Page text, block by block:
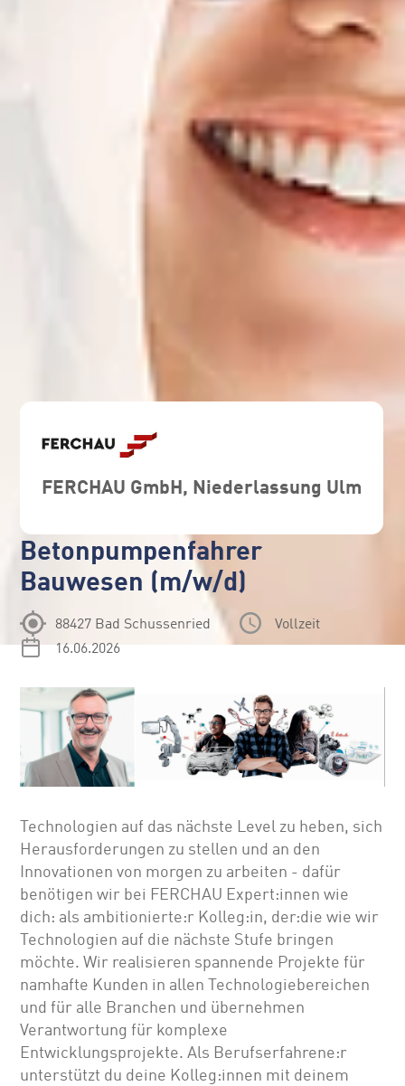
FERCHAU GmbH, Niederlassung Ulm
Betonpumpenfahrer
Bauwesen (m/w/d)
88427 Bad Schussenried
Vollzeit
16.06.2026
Technologien auf das nächste Level zu heben, sich
Herausforderungen zu stellen und an den
Innovationen von morgen zu arbeiten - dafür
benötigen wir bei FERCHAU Expert:innen wie
dich: als ambitionierte:r Kolleg:in, der:die wie wir
Technologien auf die nächste Stufe bringen
möchte. Wir realisieren spannende Projekte für
namhafte Kunden in allen Technologiebereichen
und für alle Branchen und übernehmen
Verantwortung für komplexe
Entwicklungsprojekte. Als Berufserfahrene:r
unterstützt du deine Kolleg:innen mit deinem